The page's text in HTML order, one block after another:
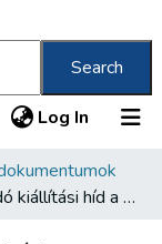
Search
Log In (current)
Az új állandó kiállítási híd a budapesti városligeti tó fölött